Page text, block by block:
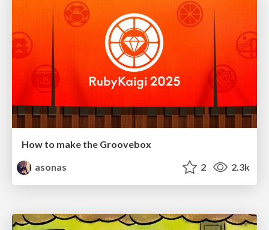
How to make the Groovebox
asonas
2 2.3k